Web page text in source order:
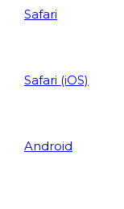
Safari
Safari (iOS)
Android